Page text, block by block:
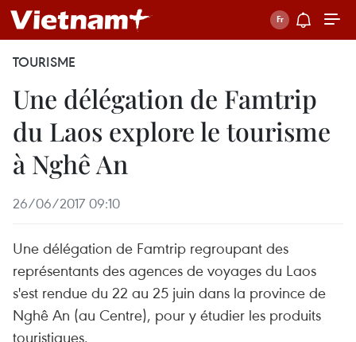
TOURISME
Une délégation de Famtrip
du Laos explore le tourisme
à Nghê An
26/06/2017 09:10
Une délégation de Famtrip regroupant des
représentants des agences de voyages du Laos
s'est rendue du 22 au 25 juin dans la province de
Nghê An (au Centre), pour y étudier les produits
touristiques.